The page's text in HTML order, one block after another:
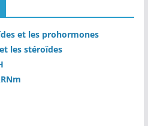
et les prohormones
les stéroïdes